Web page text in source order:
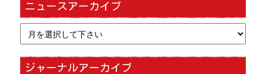
ニュースアーカイブ
ジャーナルアーカイブ